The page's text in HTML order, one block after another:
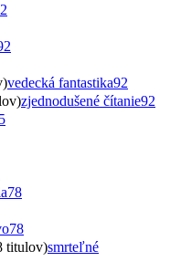
vedecká fantastika92
zjednodušené čítanie92
78
78
titulov)smrteľné